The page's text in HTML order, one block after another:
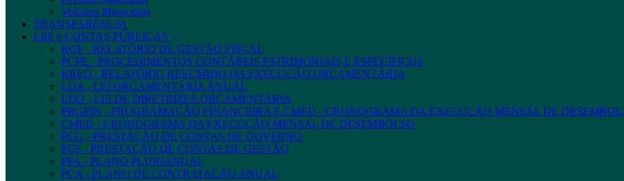
Veículos Municipais
TRANSPARÊNCIA
LRF e CONTAS PÚBLICAS
RGF - RELATÓRIO DE GESTÃO FISCAL
PCPE - PROCEDIMENTOS CONTÁBEIS PATRIMONIAIS E ESPECÍFICOS
RREO - RELATÓRIO RESUMIDO DA EXECUÇÃO ORÇAMENTÁRIA
LOA - LEI ORÇAMENTÁRIA ANUAL
LDO - LEI DE DIRETRIZES ORÇAMENTÁRIA
PRGFIN - PROGRAMAÇÃO FINANCEIRA E CMED - CRONOGRAMA DA EXECUÇÃO MENSAL DE
CMED - CRONOGRAMA DA EXECUÇÃO MENSAL DE DESEMBOLSO
PCG - PRESTAÇÃO DE CONTAS DE GOVERNO
PCS - PRESTAÇÃO DE CONTAS DE GESTÃO
PPA - PLANO PLURIANUAL
PCA - PLANO DE CONTRATAÇÃO ANUAL